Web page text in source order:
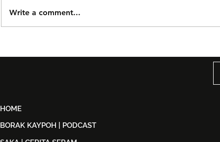
Malaysia
Write a comment...
HOME
BORAK KAYPOH | PODCAST